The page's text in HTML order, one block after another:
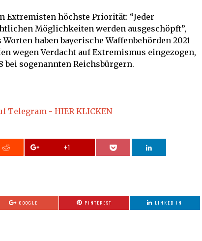
Extremisten höchste Priorität: “Jeder
Möglichkeiten werden ausgeschöpft”,
haben bayerische Waffenbehörden 2021
wegen Verdacht auf Extremismus eingezogen,
bei sogenannten Reichsbürgern.
Telegram - HIER KLICKEN
+1
GOOGLE PINTEREST LINKED IN